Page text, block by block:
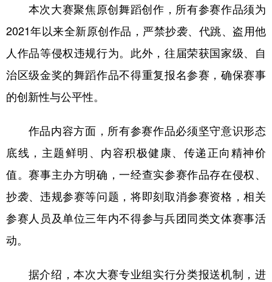
多语种频道
English Español Français عربى
Русский язык 日本語 한국어
Deutsch
本次大赛聚焦原创舞蹈创作，所有参赛作品须为
2021年以来全新原创作品，严禁抄袭、代跳、盗用他
人作品等侵权违规行为。此外，往届荣获国家级、自
治区级金奖的舞蹈作品不得重复报名参赛，确保赛事
的创新性与公平性。
作品内容方面，所有参赛作品必须坚守意识形态
底线，主题鲜明、内容积极健康、传递正向精神价
值。赛事主办方明确，一经查实参赛作品存在侵权、
抄袭、违规参赛等问题，将即刻取消参赛资格，相关
参赛人员及单位三年内不得参与兵团同类文体赛事活
动。
据介绍，本次大赛专业组实行分类报送机制，进